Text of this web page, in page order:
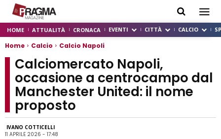
HOME ATTUALITÀ CRONACA EVENTI CITTÀ CALCIO
Home Calcio Calcio Napoli
Calciomercato Napoli,
occasione a centrocampo dal
Manchester United: il nome
proposto
IVANO COTTICELLI
11 APRILE 2026 - 17:48